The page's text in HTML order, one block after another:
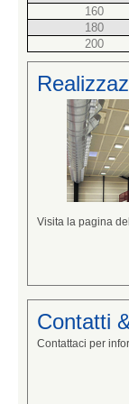
160
180
200
Visita la pagina
Contatti
Contattaci per